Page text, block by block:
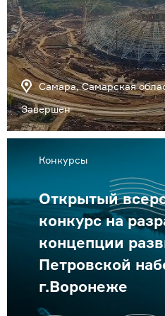
Самара, Самарская
Завершен
Конкурсы
Открытый
конкурс на
концепции
Петровской
г.Воронеже